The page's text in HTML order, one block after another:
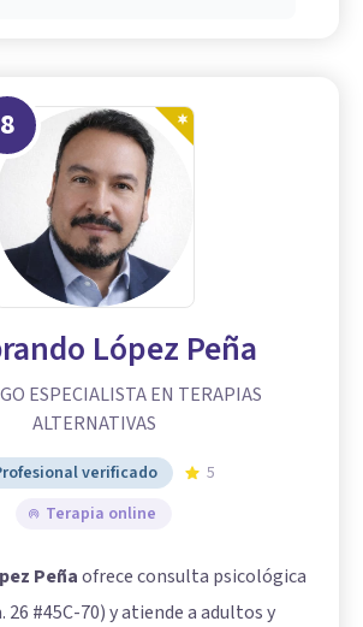
8
López Peña
ESPECIALISTA EN TERAPIAS
ALTERNATIVAS
verificado
5
Terapia online
Peñaofrece consulta psicológica
26 #45C-70) y atiende a adultos y